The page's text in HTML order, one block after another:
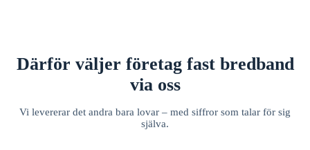
Därför väljer företag fast bredband
via oss
Vi levererar det andra bara lovar – med siffror som talar för sig
själva.